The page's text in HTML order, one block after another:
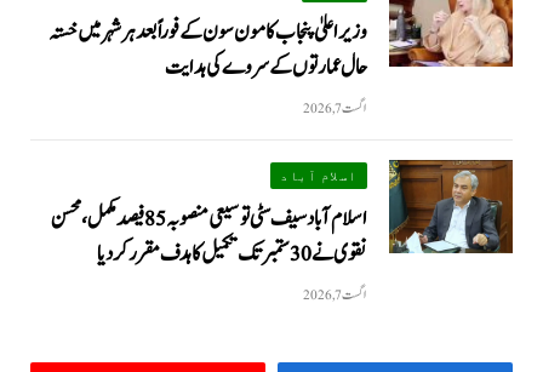
وزیراعلیٰ پنجاب کا مون سون کے فوراً بعد ہر شہر میں خستہ
حال عمارتوں کے سروے کی ہدایت
اگست 7, 2026
اسلام آباد
اسلام آباد سیف سٹی توسیعی منصوبہ 85 فیصد مکمل، محسن
نقوی نے 30 ستمبر تک تکمیل کا ہدف مقرر کر دیا
اگست 7, 2026